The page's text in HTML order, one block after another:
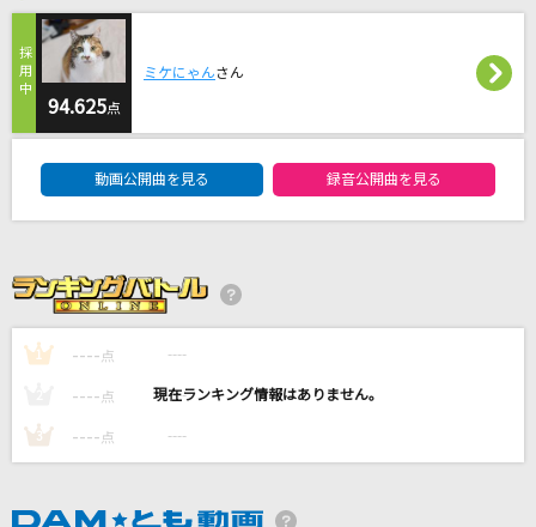
r-906 feat.初音ミク
ヒカリヘ
[プロオケ]for you...
高橋真梨子
ダーリン
Mrs. GREEN APPLE
uncertain memory
GACKT(Gackt)
[生音]ただ君に晴れ
94.625点
ミケにゃんさん
動画公開曲を見る 録音公開曲を見る
1 ---- 点 ----
---- 点 ----
3 ---- 点 ----